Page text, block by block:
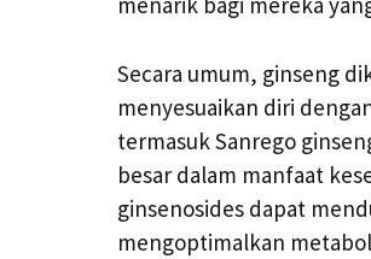
Secara umum, ginseng
menyesuaikan diri
termasuk Sanrego
besar dalam manfaat
ginsenosides dapat
mengoptimalkan